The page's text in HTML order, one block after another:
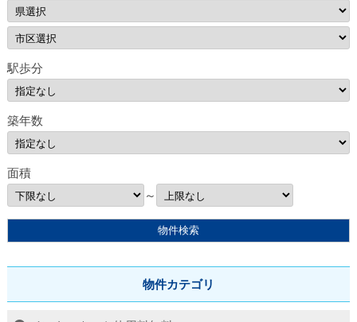
駅歩分
築年数
面積
～
物件カテゴリ